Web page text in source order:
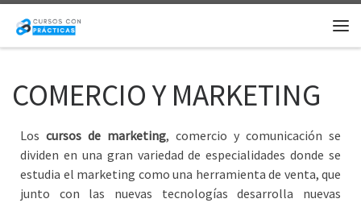
Saltar al contenido
COMERCIO Y MARKETING
Los cursos de marketing, comercio y comunicación se
dividen en una gran variedad de especialidades donde se
estudia el marketing como una herramienta de venta, que
junto con las nuevas tecnologías desarrolla nuevas